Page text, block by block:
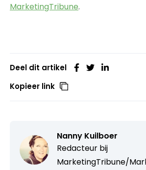
MarketingTribune.
Deel dit artikel
Kopieer link
Nanny Kuilboer
Redacteur bij
MarketingTribune/